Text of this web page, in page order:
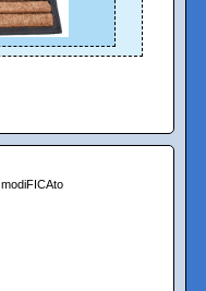
modiFICAto